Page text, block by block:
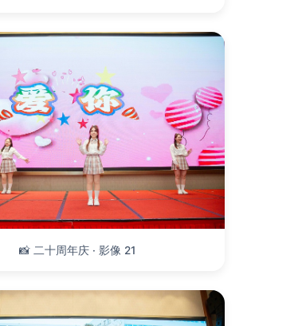
📸 二十周年庆 · 影像 21